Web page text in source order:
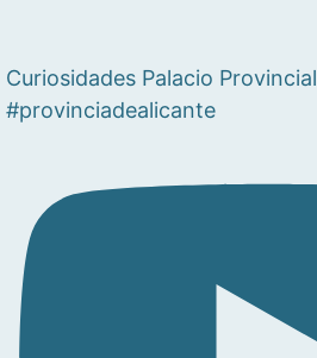
Curiosidades Palacio Provincial
#provinciadealicante